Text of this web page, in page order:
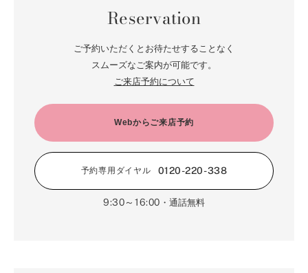
Reservation
ご予約いただくとお待たせすることなく
スムーズなご案内が可能です。
ご来店予約について
Webからご来店予約
予約専用ダイヤル 0120-220-338
9:30～16:00 ・通話無料